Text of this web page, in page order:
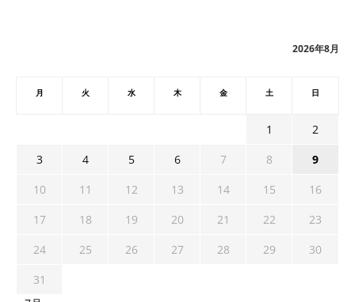
2026年8月
月 火 水 木 金 土 日
1
2
3
4 5 6 7 8
9
10
11 12 13 14 15
16
17
18 19 20 21 22
23
24
25 26 27 28 29
30
31